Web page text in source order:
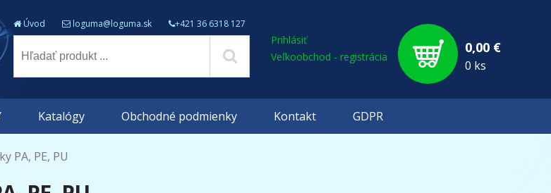
Úvod loguma@loguma.sk +421 36 6318 127
Prihlásiť
Veľkoobchod - registrácia
0,00 €
0 ks
PA, PE, PU
Katalógy Obchodné podmienky Kontakt GDPR